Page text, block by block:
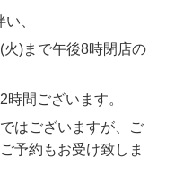
、
)まで午後8時閉店の
間ございます。
はございますが、ご
予約もお受け致しま